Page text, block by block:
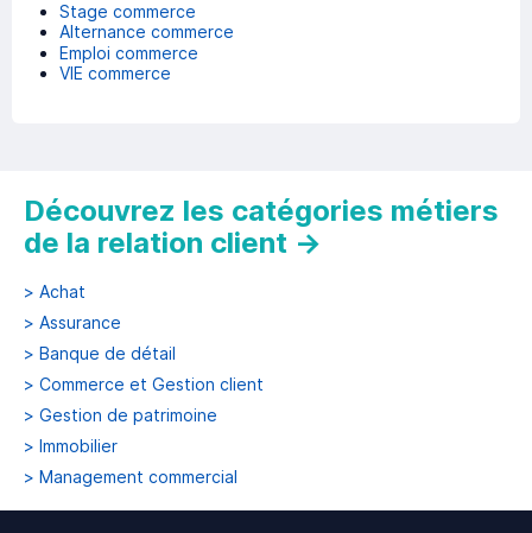
Stage commerce
Alternance commerce
Emploi commerce
VIE commerce
Découvrez les catégories métiers
de la relation client →
> Achat
> Assurance
> Banque de détail
> Commerce et Gestion client
> Gestion de patrimoine
> Immobilier
> Management commercial